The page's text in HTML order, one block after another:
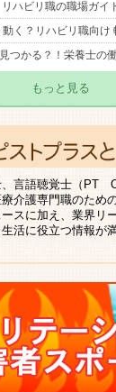
ハビリ職の職場ガイ
動く？リハビリ職向け
つかる？！栄養士の
もっと見る
、言語聴覚士（PT
介護専門職のため
スに加え、業界リ
生活に役立つ情報